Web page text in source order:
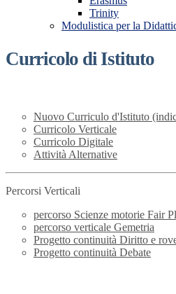
Trinity
Modulistica per la
Curricolo di Istituto
Nuovo Curriculo d'Istituto
Curricolo Verticale
Curricolo Digitale
Attività Alternative
Percorsi Verticali
percorso Scienze motorie Fair
percorso verticale Gemetria
Progetto continuità Diritto e
Progetto continuità Debate